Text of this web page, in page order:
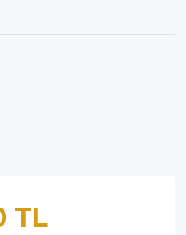
TL